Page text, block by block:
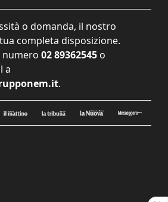
o domanda, il nostro
completa disposizione.
numero 02 89362545 o
a
.